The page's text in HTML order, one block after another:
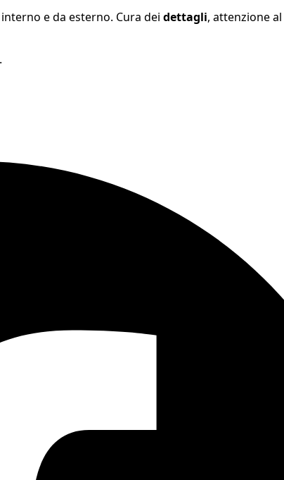
e da esterno. Cura dei dettagli, attenzione al